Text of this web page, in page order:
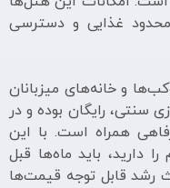
غذایی و دسترسی
و خانه‌های میزبانان
سنتی، رایگان بوده و در
همراه است. با این
دارید، باید ماه‌ها قبل
رشد قابل توجه قیمت‌ها